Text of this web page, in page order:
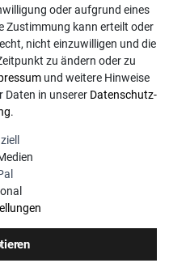
507295
- 16:00
Ortstarif, Preise aus dem
vom Provider).
oder aufgrund eines
Zustimmung kann erteilt oder
nicht einzuwilligen und die
zu ändern oder zu
und weitere Hinweise
Daten in unserer Daten­schutz­
.